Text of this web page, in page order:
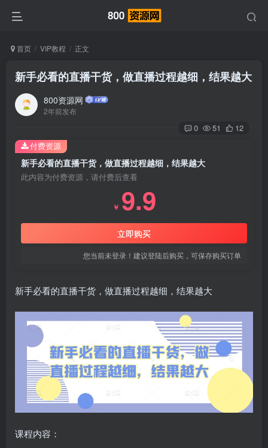
首页 VIP教程 正文
新手必看的直播干货，做直播过程越细，结果越大
800资源网
2年前发布
0 51 12
新手必看的直播干货，做直播过程越细，结果越大
此内容为付费资源，请付费后查看
￥ 9.9
立即购买
您当前未登录！建议登陆后购买，可保存购买订单
付费资源
新手必看的直播干货，做直播过程越细，结果越大
课程内容：